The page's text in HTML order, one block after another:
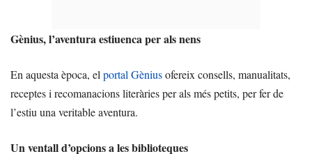
Gènius, l’aventura estiuenca per als nens
En aquesta època, el portal Gèniusofereix consells, manualitats,
receptes i recomanacions literàries per als més petits, per fer de
l’estiu una veritable aventura.
Un ventall d’opcions a les biblioteques